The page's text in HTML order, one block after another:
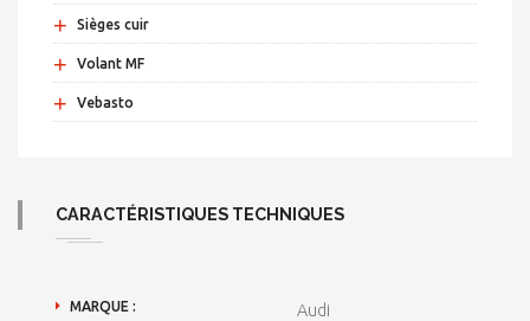
+ Sièges cuir
+ Volant MF
+ Vebasto
CARACTÉRISTIQUES TECHNIQUES
MARQUE : Audi